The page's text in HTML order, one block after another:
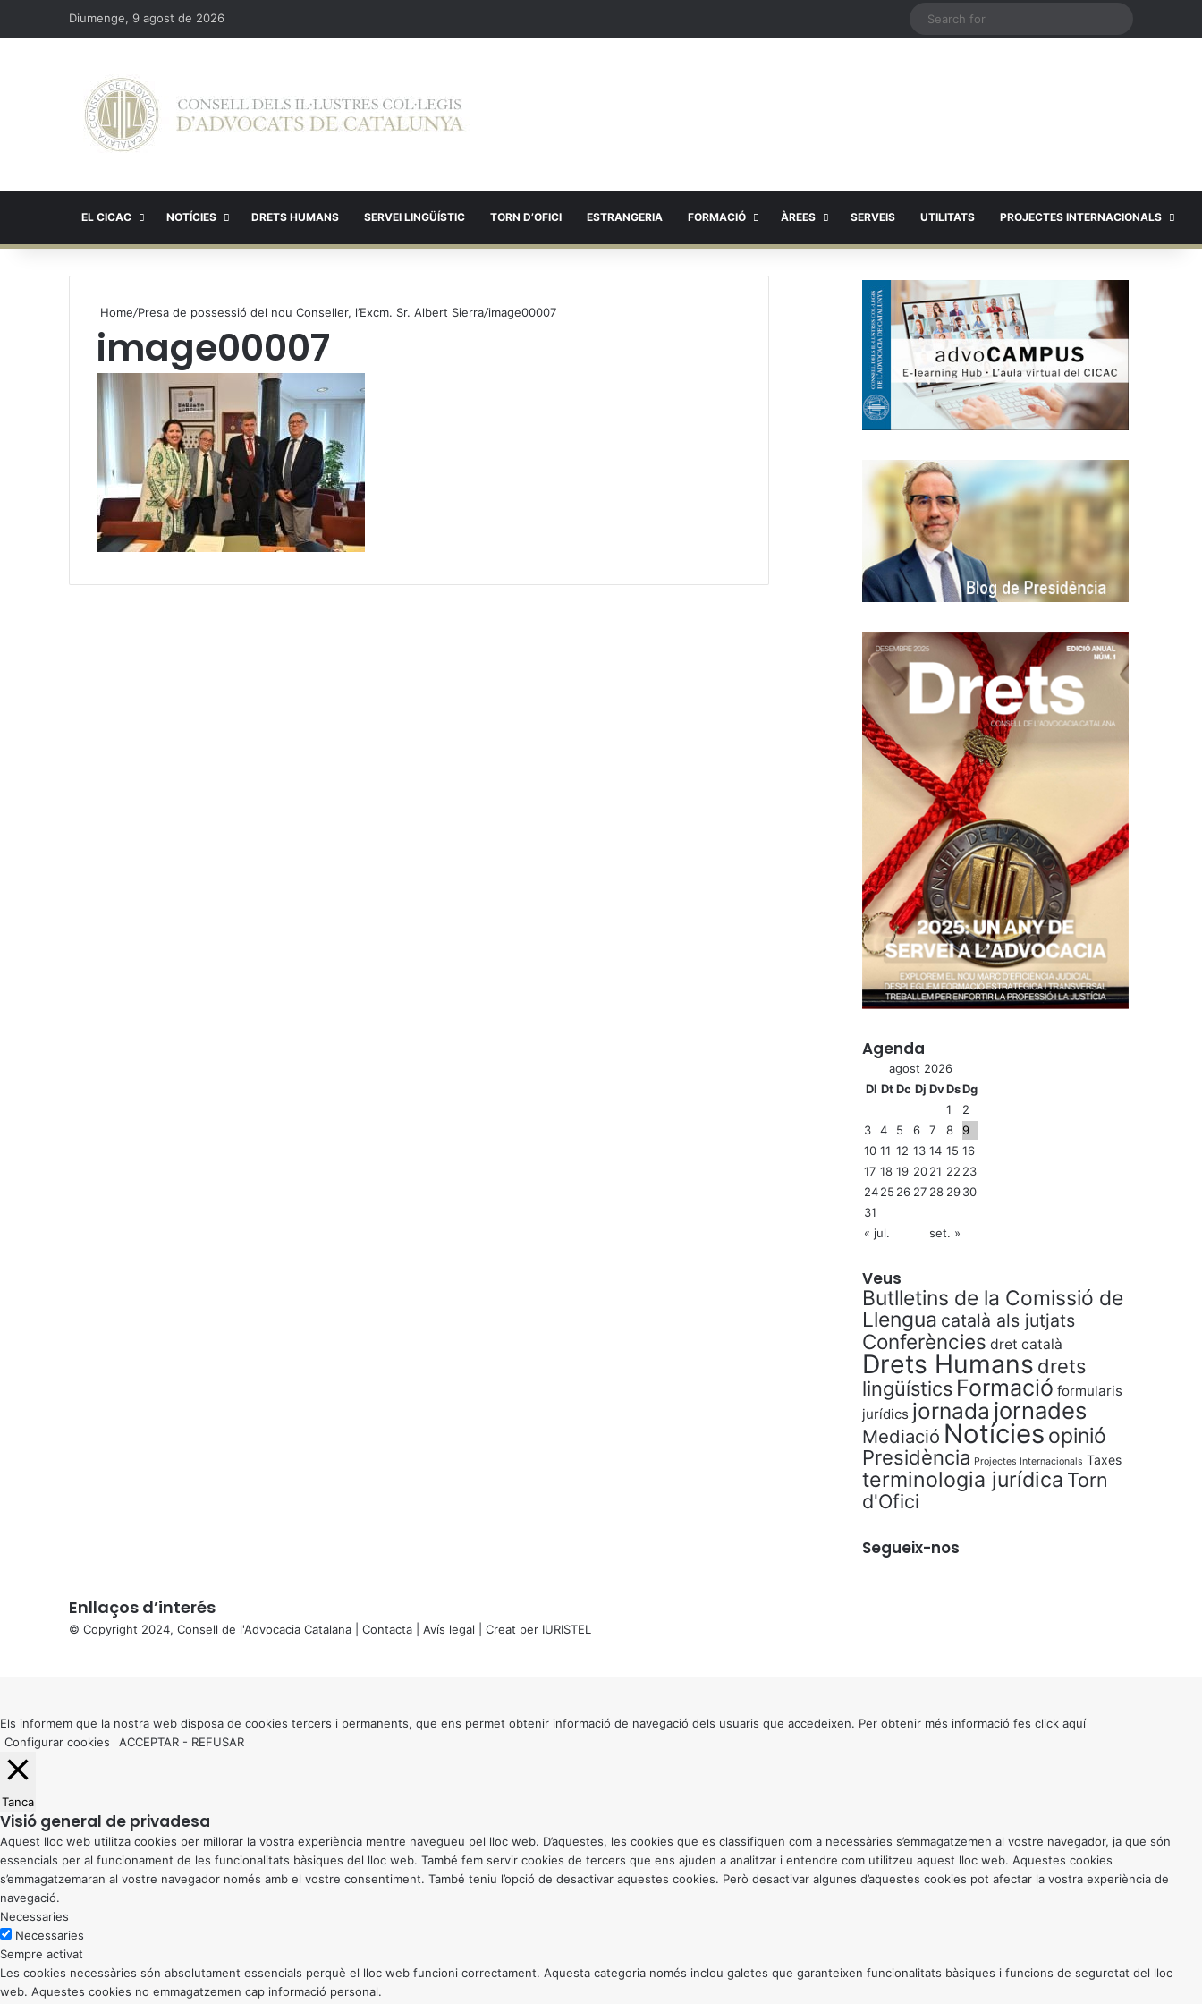
Diumenge, 9 agost de 2026
EL CICAC NOTÍCIES DRETS HUMANS SERVEI LINGÜÍSTIC TORN D’OFICI ESTRANGERIA FORMACIÓ ÀREES SERVEIS UTILITATS PROJECTES INTERNACIONALS
Home/Presa de possessió del nou Conseller, l’Excm. Sr. Albert Sierra/image00007
image00007
Agenda
agost 2026
Dl Dt Dc Dj DvDsDg
1
2
3
4 5 6 7 8
9
10 11 12 13 14 15 16
17 18 19 2021 22 23
2425 26 27 28 2930
31
« jul.
set. »
Veus
Butlletins de la Comissió de
Llengua català als jutjats
Conferències dret català
Drets Humans drets
lingüístics Formació formularis
jurídics jornada jornades
Mediació Notícies opinió
Presidència Projectes Internacionals Taxes
terminologia jurídica Torn
d'Ofici
Segueix-nos
Enllaços d’interés
© Copyright 2024, Consell de l'Advocacia Catalana | Contacta Avís legal | Creat per IURISTEL
button
Els informem que la nostra web disposa de cookies tercers i permanents, que ens permet obtenir informació de navegació dels usuaris que accedeixen. Per obtenir més informació fes click aquí
Configurar cookies
ACCEPTAR - REFUSAR
Tanca
Visió general de privadesa
Aquest lloc web utilitza cookies per millorar la vostra experiència mentre navegueu pel lloc web. D’aquestes, les cookies que es classifiquen com a necessàries s’emmagatzemen al vostre navegador, ja que són
essencials per al funcionament de les funcionalitats bàsiques del lloc web. També fem servir cookies de tercers que ens ajuden a analitzar i entendre com utilitzeu aquest lloc web. Aquestes cookies
s’emmagatzemaran al vostre navegador només amb el vostre consentiment. També teniu l’opció de desactivar aquestes cookies. Però desactivar algunes d’aquestes cookies pot afectar la vostra experiència de
navegació.
Necessaries
Necessaries
Sempre activat
Les cookies necessàries són absolutament essencials perquè el lloc web funcioni correctament. Aquesta categoria només inclou galetes que garanteixen funcionalitats bàsiques i funcions de seguretat del lloc
web. Aquestes cookies no emmagatzemen cap informació personal.